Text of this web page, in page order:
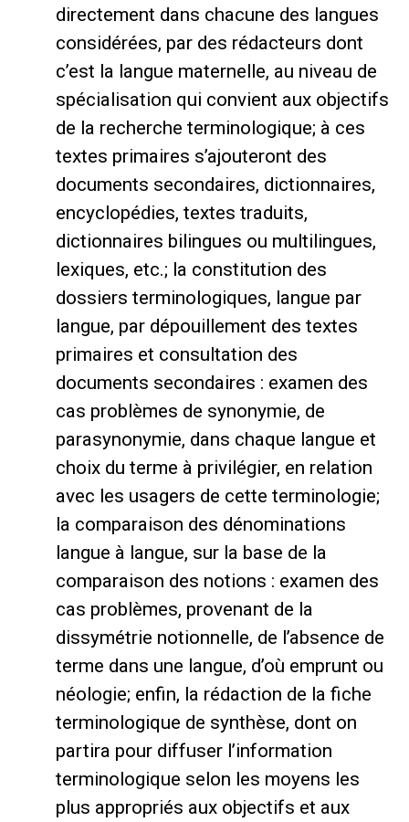
directement dans chacune des langues
considérées, par des rédacteurs dont
c’est la langue maternelle, au niveau de
spécialisation qui convient aux objectifs
de la recherche terminologique; à ces
textes primaires s’ajouteront des
documents secondaires, dictionnaires,
encyclopédies, textes traduits,
dictionnaires bilingues ou multilingues,
lexiques, etc.; la constitution des
dossiers terminologiques, langue par
langue, par dépouillement des textes
primaires et consultation des
documents secondaires : examen des
cas problèmes de synonymie, de
parasynonymie, dans chaque langue et
choix du terme à privilégier, en relation
avec les usagers de cette terminologie;
la comparaison des dénominations
langue à langue, sur la base de la
comparaison des notions : examen des
cas problèmes, provenant de la
dissymétrie notionnelle, de l’absence de
terme dans une langue, d’où emprunt ou
néologie; enfin, la rédaction de la fiche
terminologique de synthèse, dont on
partira pour diffuser l’information
terminologique selon les moyens les
plus appropriés aux objectifs et aux